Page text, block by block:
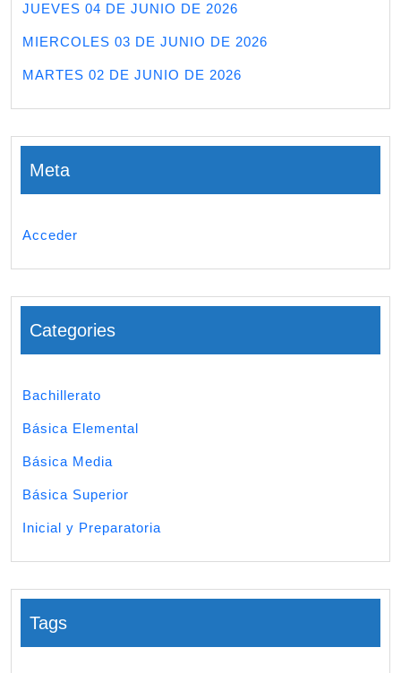
JUEVES 04 DE JUNIO DE 2026
MIERCOLES 03 DE JUNIO DE 2026
MARTES 02 DE JUNIO DE 2026
Meta
Acceder
Categories
Bachillerato
Básica Elemental
Básica Media
Básica Superior
Inicial y Preparatoria
Tags